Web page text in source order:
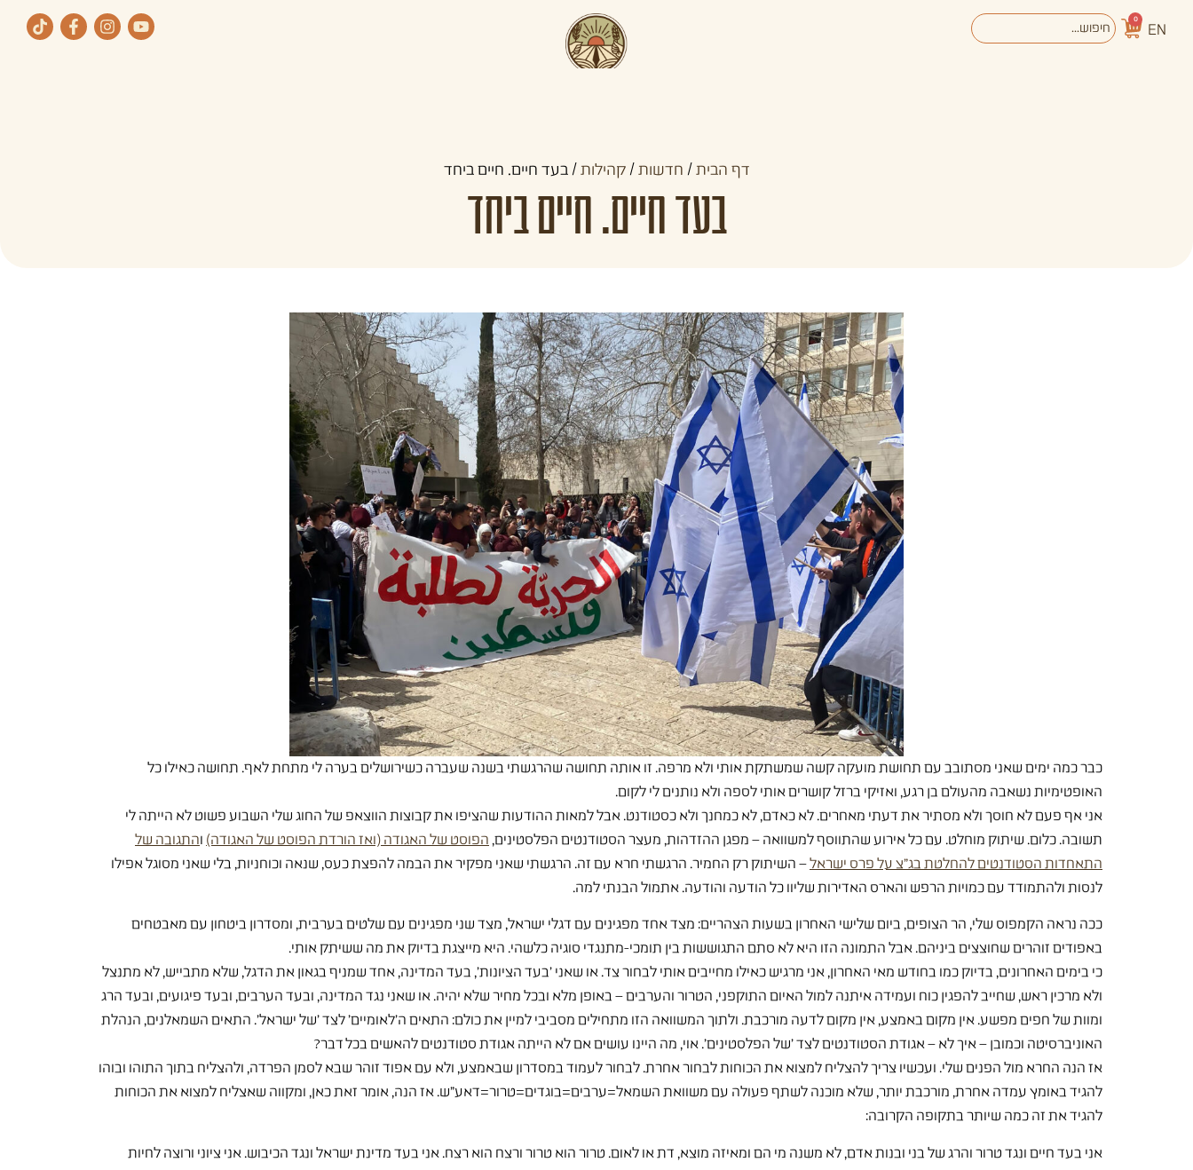
EN
0
דף הבית / חדשות /קהילות /בעד חיים. חיים ביחד
בעד חיים. חיים ביחד
כבר כמה ימים שאני מסתובב עם תחושת מועקה קשה שמשתקת אותי ולא מרפה. זו אותה תחושה שהרגשתי בשנה שעברה כשירושלים בערה לי מתחת לאף. תחושה כאילו כל
האופטימיות נשאבה מהעולם בן רגע, ואזיקי ברזל קושרים אותי לספה ולא נותנים לי לקום.
אני אף פעם לא חוסך ולא מסתיר את דעתי מאחרים. לא כאדם, לא כמחנך ולא כסטודנט. אבל למאות ההודעות שהציפו את קבוצות הווצאפ של החוג שלי השבוע פשוט לא הייתה לי
תשובה. כלום. שיתוק מוחלט. עם כל אירוע שהתווסף למשוואה – מפגן ההזדהות, מעצר הסטודנטים הפלסטינים, הפוסט של האגודה (ואז הורדת הפוסט של האגודה) והתגובה של
התאחדות הסטודנטים להחלטת בג"צ על פרס ישראל– השיתוק רק החמיר. הרגשתי חרא עם זה. הרגשתי שאני מפקיר את הבמה להפצת כעס, שנאה וכוחניות, בלי שאני מסוגל אפילו
לנסות ולהתמודד עם כמויות הרפש והארס האדירות שליוו כל הודעה והודעה. אתמול הבנתי למה.
ככה נראה הקמפוס שלי, הר הצופים, ביום שלישי האחרון בשעות הצהריים: מצד אחד מפגינים עם דגלי ישראל, מצד שני מפגינים עם שלטים בערבית, ומסדרון ביטחון עם מאבטחים
באפודים זוהרים שחוצצים ביניהם. אבל התמונה הזו היא לא סתם התגוששות בין תומכי-מתנגדי סוגיה כלשהי. היא מייצגת בדיוק את מה ששיתק אותי.
כי בימים האחרונים, בדיוק כמו בחודש מאי האחרון, אני מרגיש כאילו מחייבים אותי לבחור צד. או שאני 'בעד הציונות', בעד המדינה, אחד שמניף בגאון את הדגל, שלא מתבייש, לא מתנצל
ולא מרכין ראש, שחייב להפגין כוח ועמידה איתנה למול האיום התוקפני, הטרור והערבים – באופן מלא ובכל מחיר שלא יהיה. או שאני נגד המדינה, ובעד הערבים, ובעד פיגועים, ובעד הרג
ומוות של חפים מפשע. אין מקום באמצע, אין מקום לדעה מורכבת. ולתוך המשוואה הזו מתחילים מסביבי למיין את כולם: התאים ה'לאומיים' לצד 'של ישראל'. התאים השמאלנים, הנהלת
האוניברסיטה וכמובן – איך לא – אגודת הסטודנטים לצד 'של הפלסטינים'. אוי, מה היינו עושים אם לא הייתה אגודת סטודנטים להאשים בכל דבר?
אז הנה החרא מול הפנים שלי. ועכשיו צריך להצליח למצוא את הכוחות לבחור אחרת. לבחור לעמוד במסדרון שבאמצע, ולא עם אפוד זוהר שבא לסמן הפרדה, ולהצליח בתוך התוהו ובוהו
להגיד באומץ עמדה אחרת, מורכבת יותר, שלא מוכנה לשתף פעולה עם משוואת השמאל=ערבים=בוגדים=טרור=דאע"ש. אז הנה, אומר זאת כאן, ומקווה שאצליח למצוא את הכוחות
להגיד את זה כמה שיותר בתקופה הקרובה:
אני בעד חיים ונגד טרור והרג של בני ובנות אדם, לא משנה מי הם ומאיזה מוצא, דת או לאום. טרור הוא טרור ורצח הוא רצח. אני בעד מדינת ישראל ונגד הכיבוש. אני ציוני ורוצה לחיות